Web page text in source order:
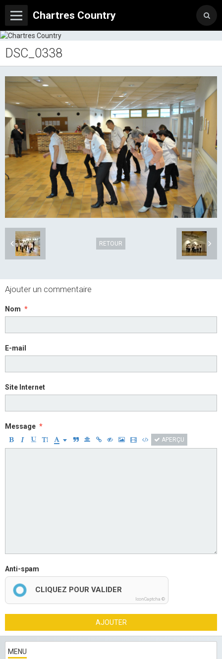
Chartres Country
DSC_0338
RETOUR
Ajouter un commentaire
Nom
E-mail
Site Internet
Message
APERÇU
Anti-spam
CLIQUEZ POUR VALIDER
IconCaptcha ©
AJOUTER
MENU